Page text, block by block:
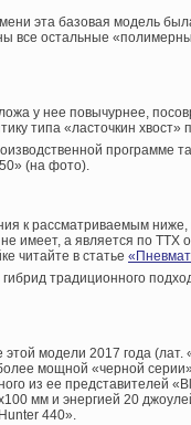
эта базовая модель
все остальные
у нее повычурнее,
типа «ласточкин
программе
(на фото).
к рассматриваемым
имеет, а является по
читайте в статье
гибрид традиционного
этой модели 2017 года
мощной «черной
из ее представителей
мм и энергией 20
440».